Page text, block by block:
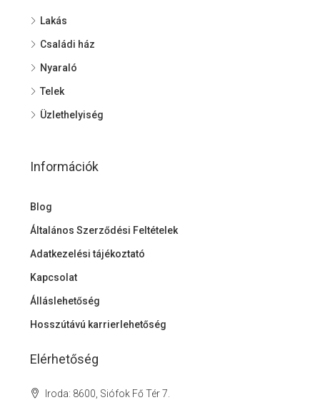
Lakás
Családi ház
Nyaraló
Telek
Üzlethelyiség
Információk
Blog
Általános Szerződési Feltételek
Adatkezelési tájékoztató
Kapcsolat
Álláslehetőség
Hosszútávú karrierlehetőség
Elérhetőség
Iroda: 8600, Siófok Fő Tér 7.